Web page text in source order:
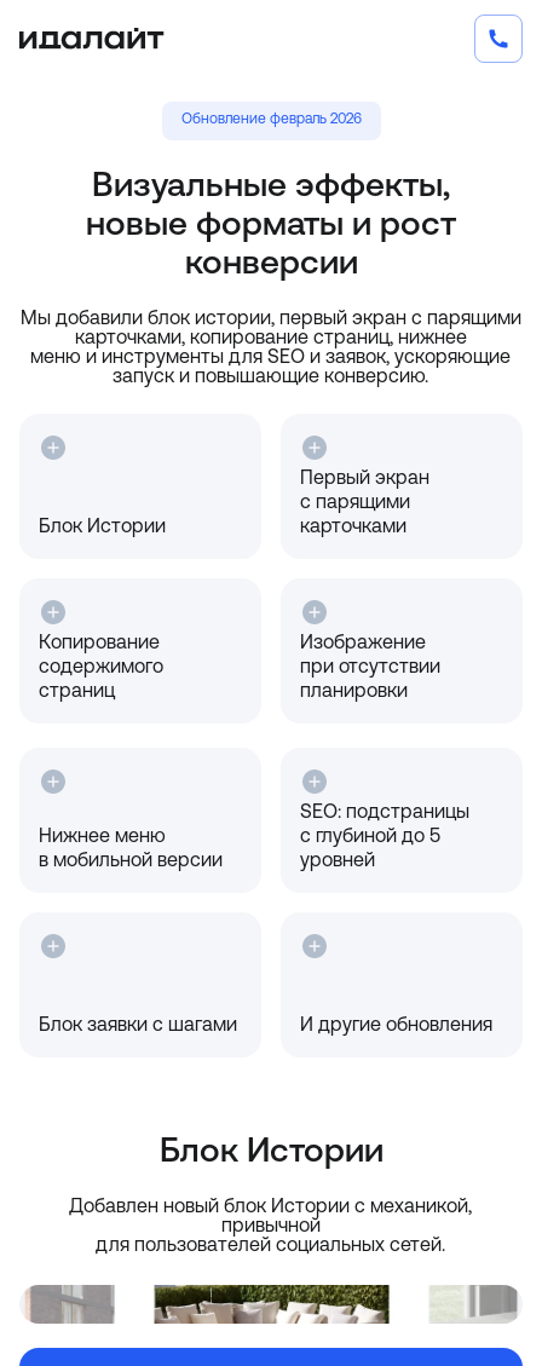
Обновление февраль 2026
Визуальные эффекты,
новые форматы и рост
конверсии
Мы добавили блок истории, первый экран с парящими
карточками, копирование страниц, нижнее
меню и инструменты для SEO и заявок, ускоряющие
запуск и повышающие конверсию.
Блок Истории
Первый экран
с парящими
карточками
Копирование
содержимого
страниц
Изображение
при отсутствии
планировки
Нижнее меню
в мобильной версии
SEO: подстраницы
с глубиной до 5
уровней
Блок заявки с шагами И другие обновления
Блок Истории
Добавлен новый блок Истории с механикой,
привычной
для пользователей социальных сетей.